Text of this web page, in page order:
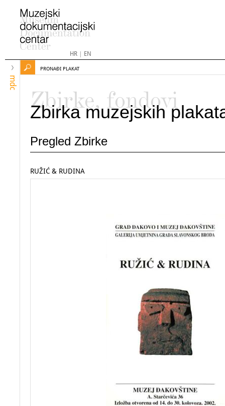
HR| EN
mdc
PRONAĐI PLAKAT
Zbirke, fondovi
Zbirka muzejskih
Pregled Zbirke
RUŽIĆ & RUDINA